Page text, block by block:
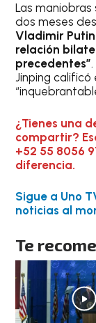
Las
dos meses
Vladimir
relación
precedentes”
Jinping
¿Tienes una
compartir?
+52 55 8056
diferencia.
Sigue a Uno
noticias al
Te